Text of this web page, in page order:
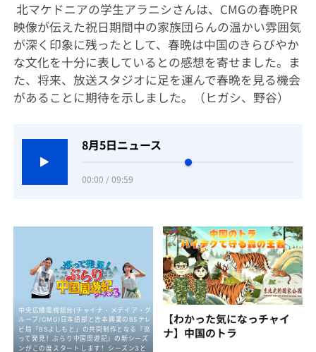
北マケドニアの学生アラニシさんは、CMGの春晩PR
映像が伝えた祝日期間中の家族団らんの温かい雰囲気
が深く印象に残ったとして、春晩は中国のきらびやか
な文化を十分に表しているとの感想を寄せました。ま
た、将来、放送スタジオに足を運んで春晩を見る機会
があることに期待を示しました。（ヒガシ、野谷）
8月5日ニュース
00:00 / 09:59
【わかった気になっチャイ
ナ】中国のトラ